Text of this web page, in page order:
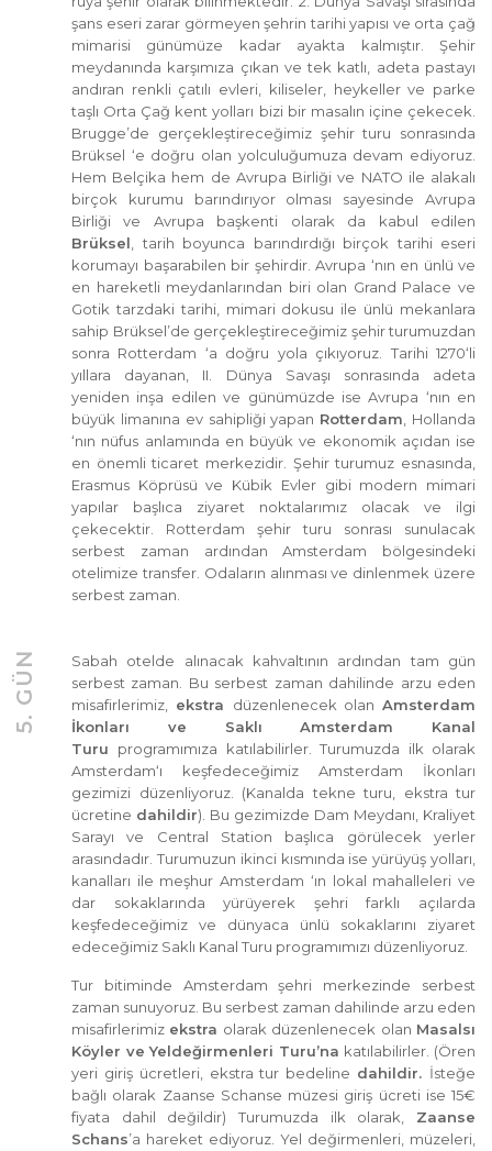
şans eseri zarar görmeyen şehrin tarihi yapısı ve orta çağ
mimarisi günümüze kadar ayakta kalmıştır. Şehir
meydanında karşımıza çıkan ve tek katlı, adeta pastayı
andıran renkli çatılı evleri, kiliseler, heykeller ve parke
taşlı Orta Çağ kent yolları bizi bir masalın içine çekecek.
Brugge’de gerçekleştireceğimiz şehir turu sonrasında
Brüksel ‘e doğru olan yolculuğumuza devam ediyoruz.
Hem Belçika hem de Avrupa Birliği ve NATO ile alakalı
birçok kurumu barındırıyor olması sayesinde Avrupa
Birliği ve Avrupa başkenti olarak da kabul edilen
Brüksel , tarih boyunca barındırdığı birçok tarihi eseri
korumayı başarabilen bir şehirdir. Avrupa ‘nın en ünlü ve
en hareketli meydanlarından biri olan Grand Palace ve
Gotik tarzdaki tarihi, mimari dokusu ile ünlü mekanlara
sahip Brüksel’de gerçekleştireceğimiz şehir turumuzdan
sonra Rotterdam ‘a doğru yola çıkıyoruz. Tarihi 1270‘li
yıllara dayanan, II. Dünya Savaşı sonrasında adeta
yeniden inşa edilen ve günümüzde ise Avrupa ‘nın en
büyük limanına ev sahipliği yapan Rotterdam , Hollanda
‘nın nüfus anlamında en büyük ve ekonomik açıdan ise
en önemli ticaret merkezidir. Şehir turumuz esnasında,
Erasmus Köprüsü ve Kübik Evler gibi modern mimari
yapılar başlıca ziyaret noktalarımız olacak ve ilgi
çekecektir. Rotterdam şehir turu sonrası sunulacak
serbest zaman ardından Amsterdam bölgesindeki
otelimize transfer. Odaların alınması ve dinlenmek üzere
serbest zaman.
5. GÜN
Sabah otelde alınacak kahvaltının ardından tam gün
serbest zaman. Bu serbest zaman dahilinde arzu eden
misafirlerimiz, ekstra düzenlenecek olan Amsterdam
İkonları ve Saklı Amsterdam Kanal
Turu programımıza katılabilirler. Turumuzda ilk olarak
Amsterdam‘ı keşfedeceğimiz Amsterdam İkonları
gezimizi düzenliyoruz. (Kanalda tekne turu, ekstra tur
ücretine dahildir). Bu gezimizde Dam Meydanı, Kraliyet
Sarayı ve Central Station başlıca görülecek yerler
arasındadır. Turumuzun ikinci kısmında ise yürüyüş yolları,
kanalları ile meşhur Amsterdam ‘ın lokal mahalleleri ve
dar sokaklarında yürüyerek şehri farklı açılarda
keşfedeceğimiz ve dünyaca ünlü sokaklarını ziyaret
edeceğimiz Saklı Kanal Turu programımızı düzenliyoruz.
Tur bitiminde Amsterdam şehri merkezinde serbest
zaman sunuyoruz. Bu serbest zaman dahilinde arzu eden
misafirlerimiz ekstra olarak düzenlenecek olan Masalsı
Köyler ve Yeldeğirmenleri Turu’na katılabilirler. (Ören
yeri giriş ücretleri, ekstra tur bedeline dahildir. İsteğe
bağlı olarak Zaanse Schanse müzesi giriş ücreti ise 15€
fiyata dahil değildir) Turumuzda ilk olarak, Zaanse
Schans’a hareket ediyoruz. Yel değirmenleri, müzeleri,